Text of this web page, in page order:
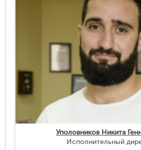
Уполовников Никита
Исполнительный